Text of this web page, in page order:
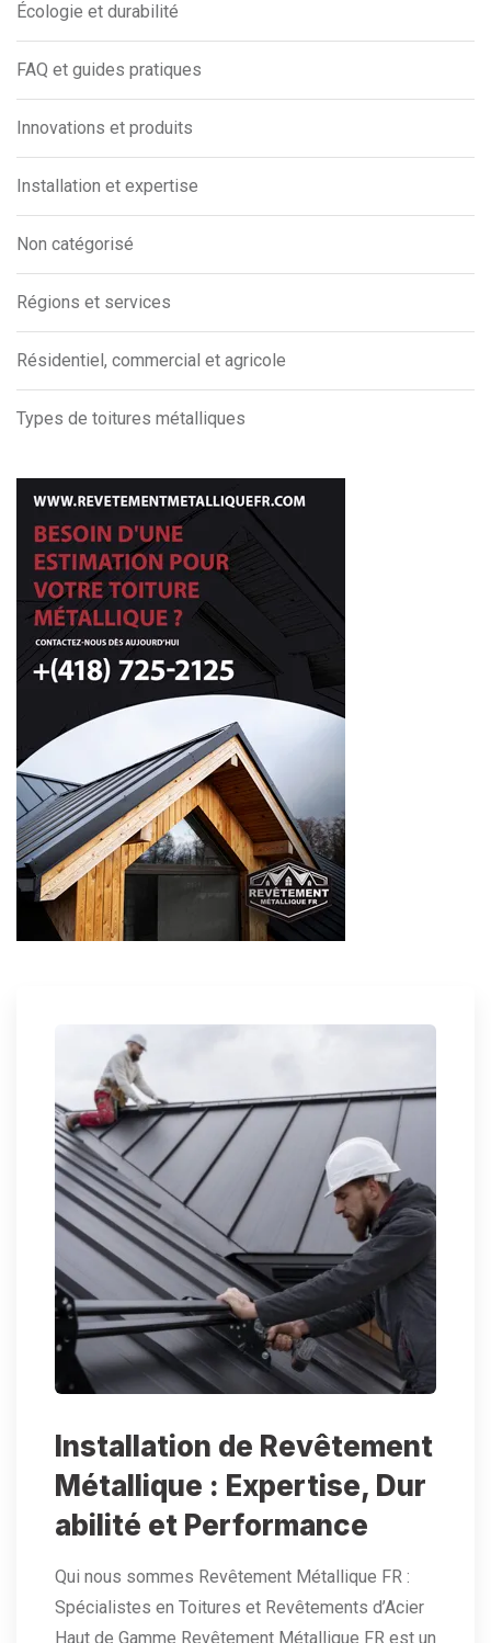
Écologie et durabilité
FAQ et guides pratiques
Innovations et produits
Installation et expertise
Non catégorisé
Régions et services
Résidentiel, commercial et agricole
Types de toitures métalliques
Installation de Revêtement
Métallique : Expertise, Dur
abilité et Performance
Qui nous sommes Revêtement Métallique FR :
Spécialistes en Toitures et Revêtements d’Acier
Haut de Gamme Revêtement Métallique FR est un